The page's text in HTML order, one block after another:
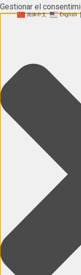
Gestionar el
简体中文 English